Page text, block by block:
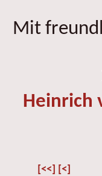
Mit
Heinrich
[<<] [<]